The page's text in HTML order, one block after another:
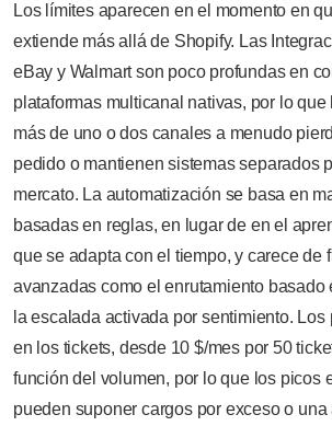
Los límites aparecen en el momento en
extiende más allá de Shopify. Las
eBay y Walmart son poco profundas en
plataformas multicanal nativas, por lo
más de uno o dos canales a menudo
pedido o mantienen sistemas separados
mercato. La automatización se basa en
basadas en reglas, en lugar de en el
que se adapta con el tiempo, y carece de
avanzadas como el enrutamiento basado
la escalada activada por sentimiento.
en los tickets, desde 10 $/mes por 50
función del volumen, por lo que los picos
pueden suponer cargos por exceso o